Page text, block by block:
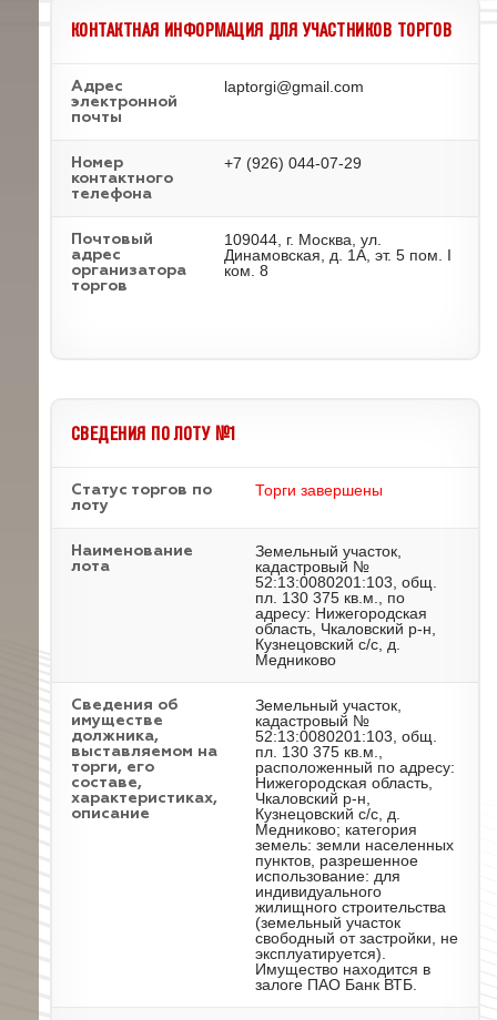
КОНТАКТНАЯ ИНФОРМАЦИЯ ДЛЯ УЧАСТНИКОВ ТОРГОВ
Адрес
электронной
почты
laptorgi@gmail.com
Номер
контактного
телефона
+7 (926) 044-07-29
Почтовый
адрес
организатора
торгов
109044, г. Москва, ул.
Динамовская, д. 1А, эт. 5 пом. I
ком. 8
СВЕДЕНИЯ ПО ЛОТУ №1
Статус торгов по
лоту
Торги завершены
Наименование
лота
Земельный участок,
кадастровый №
52:13:0080201:103, общ.
пл. 130 375 кв.м., по
адресу: Нижегородская
область, Чкаловский р-н,
Кузнецовский с/с, д.
Медниково
Cведения об
имуществе
должника,
выставляемом на
торги, его
составе,
характеристиках,
описание
Земельный участок,
кадастровый №
52:13:0080201:103, общ.
пл. 130 375 кв.м.,
расположенный по адресу:
Нижегородская область,
Чкаловский р-н,
Кузнецовский с/с, д.
Медниково; категория
земель: земли населенных
пунктов, разрешенное
использование: для
индивидуального
жилищного строительства
(земельный участок
свободный от застройки, не
эксплуатируется).
Имущество находится в
залоге ПАО Банк ВТБ.